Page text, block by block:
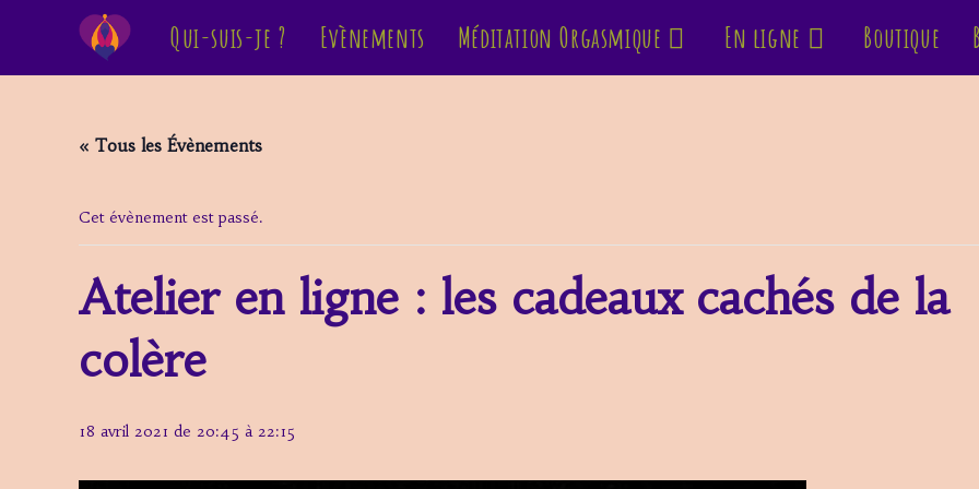
Qui-suis-je ? Evènements Méditation Orgasmique En ligne Boutique
« Tous les Évènements
Cet évènement est passé.
Atelier en ligne : les cadeaux cachés de la
colère
18 avril 2021 de 20:45 à 22:15